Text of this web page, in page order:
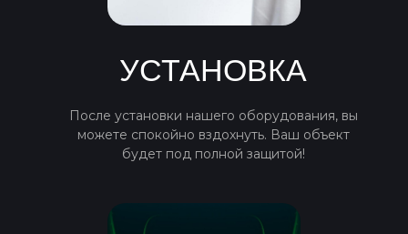
УСТАНОВКА
После установки нашего оборудования, вы
можете спокойно вздохнуть. Ваш объект
будет под полной защитой!